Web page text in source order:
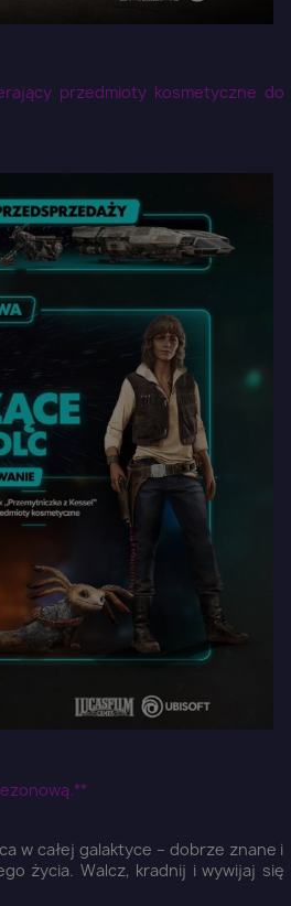
przedmioty kosmetyczne do
w całej galaktyce – dobrze znane i
życia. Walcz, kradnij i wywijaj się
×
in your wish list.